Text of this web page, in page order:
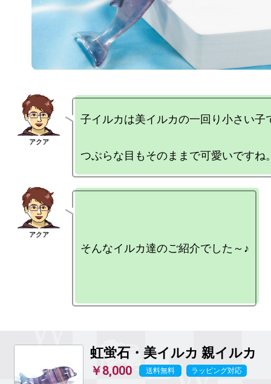
子イルカは美イルカの一回り小さい子
そんなイルカ達のご紹介でした～♪
虹蛍石・美イルカ 親イルカ
￥8,000 送料無料 ラッピング対応